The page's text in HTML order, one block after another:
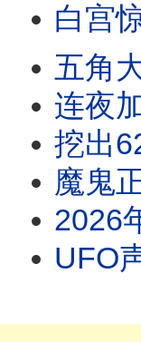
白宫惊魂夜
五角大
连夜加更！
挖出62
魔鬼正在入
2026年6月
UFO声音